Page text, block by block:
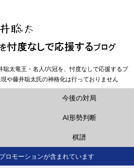
聡太竜王・名人/六冠を、忖度なしで応援するブ
や藤井聡太氏の神格化は行っておりません
今後の対局
AI形勢判断
棋譜
ロモーションが含まれています